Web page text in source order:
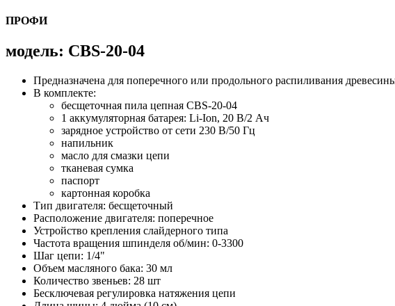
ПРОФИ
модель: CBS-20-04
Предназначена для поперечного или продольного распиливания
В комплекте:
бесщеточная пила цепная CBS-20-04
1 аккумуляторная батарея: Li-Ion, 20 В/2 Ач
зарядное устройство от сети 230 В/50 Гц
напильник
масло для смазки цепи
тканевая сумка
паспорт
картонная коробка
Тип двигателя: бесщеточный
Расположение двигателя: поперечное
Устройство крепления слайдерного типа
Частота вращения шпинделя об/мин: 0-3300
Шаг цепи: 1/4"
Объем масляного бака: 30 мл
Количество звеньев: 28 шт
Бесключевая регулировка натяжения цепи